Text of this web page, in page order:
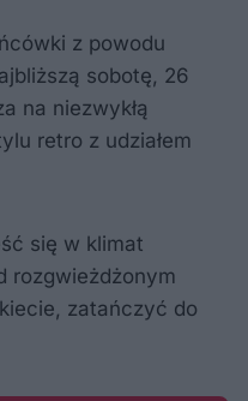
z powodu
sobotę, 26
na niezwykłą
retro z udziałem
się w klimat
rozgwieżdżonym
zatańczyć do